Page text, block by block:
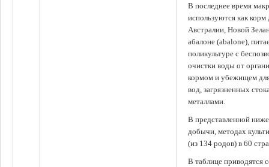
В последнее время
используются как
Австралии, Новой
абалоне (abalone),
поликультуре с
очистки воды от
кормом и убежищем
вод, загрязненных
металлами.
В представленной
добычи, методах
(из 134 родов) в 60
В таблице приводятся